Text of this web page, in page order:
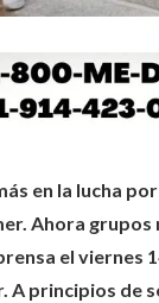
en la lucha
Ahora
el viernes
principios de